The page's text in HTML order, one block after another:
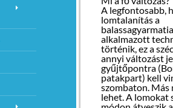
A legfontosabb,
lomtalanítás a
alkalmazott
történik, ez a
annyi változást
gyűjtőpontra
patakpart) kell
szombaton. Más
lehet. A lomokat